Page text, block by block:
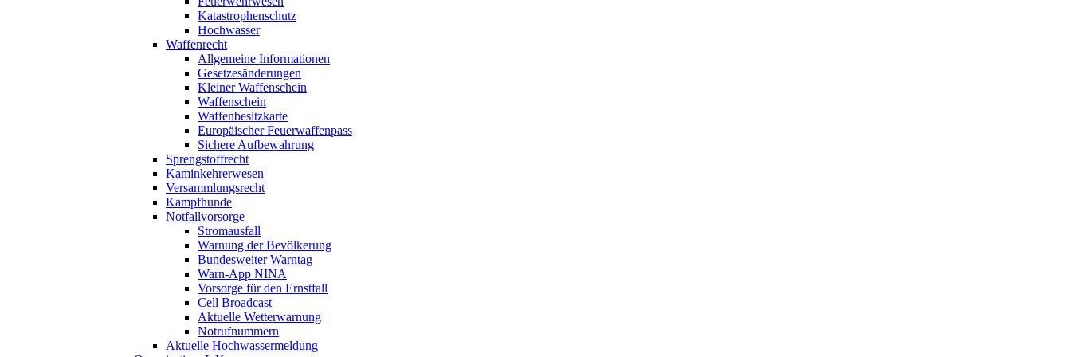
Katastrophenschutz
Hochwasser
Waffenrecht
Allgemeine Informationen
Gesetzesänderungen
Kleiner Waffenschein
Waffenschein
Waffenbesitzkarte
Europäischer Feuerwaffenpass
Sichere Aufbewahrung
Sprengstoffrecht
Kaminkehrerwesen
Versammlungsrecht
Kampfhunde
Notfallvorsorge
Stromausfall
Warnung der Bevölkerung
Bundesweiter Warntag
Warn-App NINA
Vorsorge für den Ernstfall
Cell Broadcast
Aktuelle Wetterwarnung
Notrufnummern
Aktuelle Hochwassermeldung